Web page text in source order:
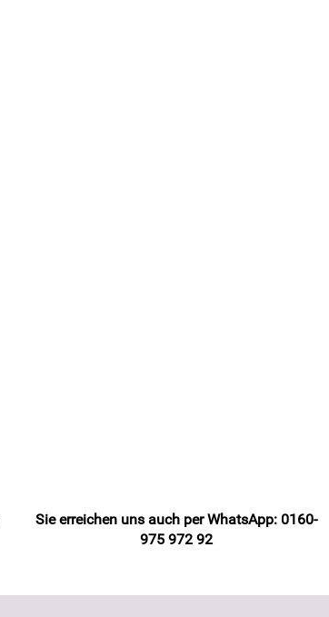
Sie erreichen uns auch per WhatsApp: 0160-
975 972 92